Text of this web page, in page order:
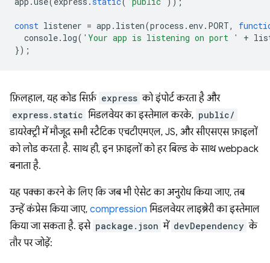
const listener = app . listen(process . env. PORT,
console. log( 'Your app is listening on port ' +
});
फ़िलहाल, यह कोड सिर्फ़ express को इंपोर्ट करता है और
express.static मिडलवेयर का इस्तेमाल करके, public/
डायरेक्ट्री में मौजूद सभी स्टैटिक एचटीएमएल, JS, और सीएसएस फ़ाइलों
को लोड करता है. साथ ही, इन फ़ाइलों को हर बिल्ड के साथ webpack
बनाता है.
यह पक्का करने के लिए कि जब भी ऐसेट का अनुरोध किया जाए, तब
उन्हें कंप्रेस किया जाए, compression मिडलवेयर लाइब्रेरी का इस्तेमाल
किया जा सकता है. इसे package.json में devDependency के
तौर पर जोड़ें: